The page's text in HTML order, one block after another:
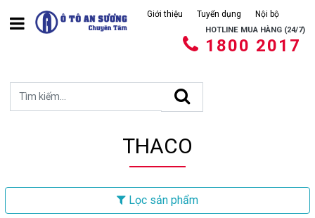
Giới thiệu Tuyển dụng Nội bộ
HOTLINE MUA HÀNG (24/7)
1800 2017
THACO
Lọc sản phẩm